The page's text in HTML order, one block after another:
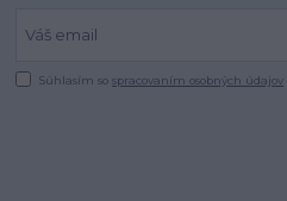
Súhlasím sospracovaním osobných údajov